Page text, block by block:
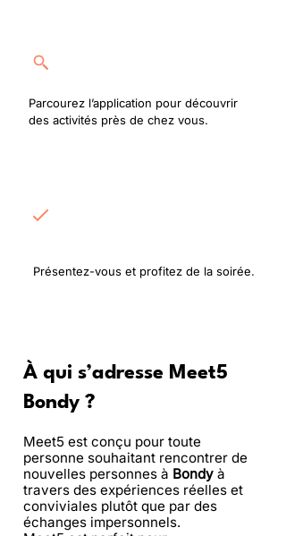
Parcourez l’application pour découvrir
des activités près de chez vous.
Présentez-vous et profitez de la soirée.
À qui s’adresse Meet5
Bondy ?
Meet5 est conçu pour toute
personne souhaitant rencontrer de
nouvelles personnes à Bondy à
travers des expériences réelles et
conviviales plutôt que par des
échanges impersonnels.